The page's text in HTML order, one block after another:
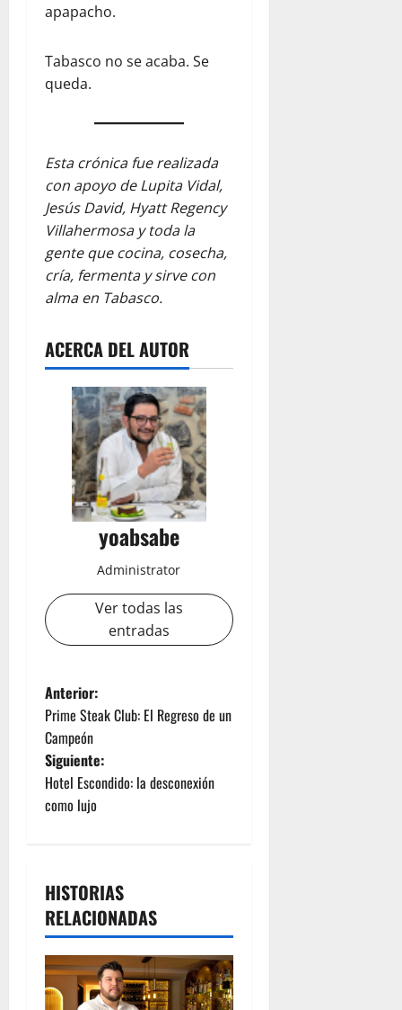
apapacho.
Tabasco no se acaba. Se
queda.
Esta crónica fue realizada
con apoyo de Lupita Vidal,
Jesús David, Hyatt Regency
Villahermosa y toda la
gente que cocina, cosecha,
cría, fermenta y sirve con
alma en Tabasco.
ACERCA DEL AUTOR
yoabsabe
Administrator
Ver todas las
entradas
Anterior:
Prime Steak Club: El Regreso de un
Campeón
Siguiente:
Hotel Escondido: la desconexión
como lujo
HISTORIAS
RELACIONADAS